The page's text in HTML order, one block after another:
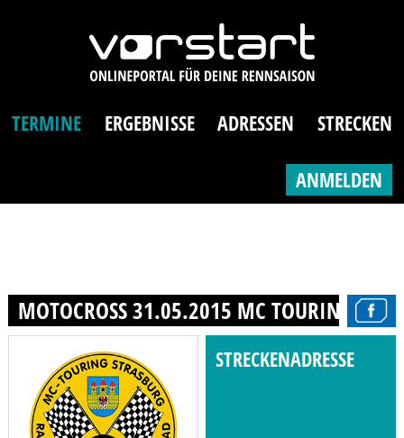
TERMINE ERGEBNISSE ADRESSEN STRECKEN
ANMELDEN
MOTOCROSS 31.05.2015 MC TOURING
STRECKENADRESSE